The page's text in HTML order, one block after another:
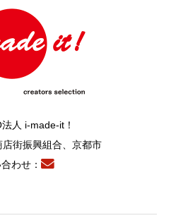
人 i-made-it！
街振興組合、京都市
わせ：